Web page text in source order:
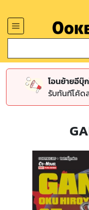
โอนย้ายอีบุ๊
รับทันทีโค้ด